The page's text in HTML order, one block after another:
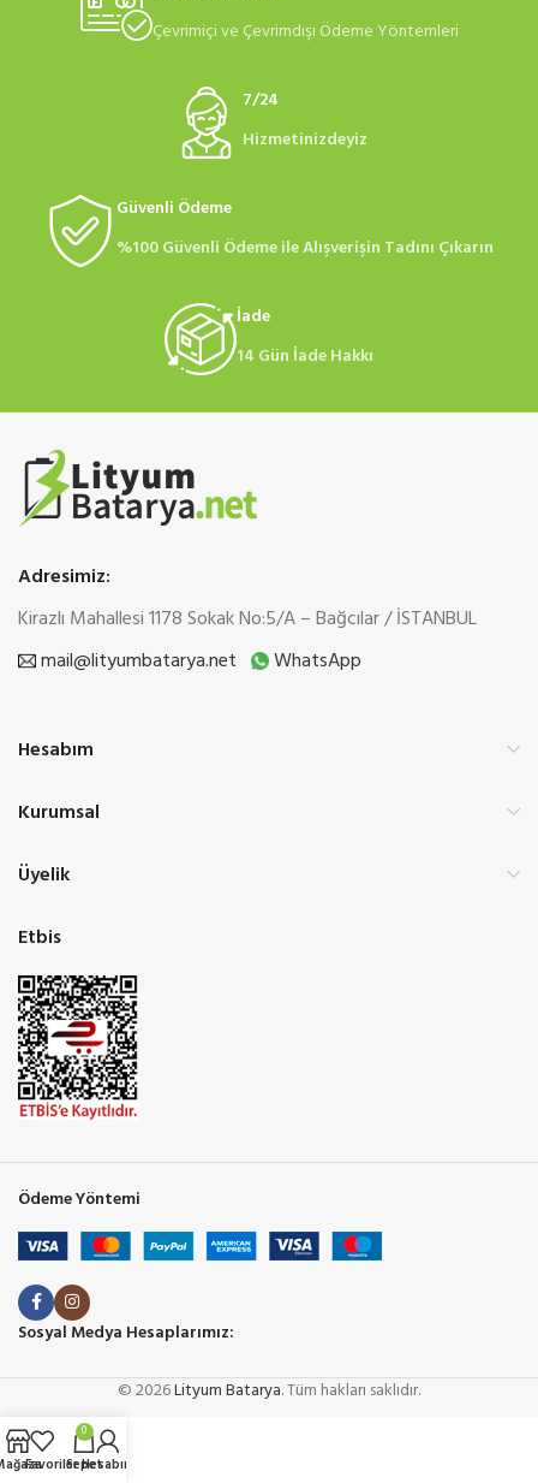
Çevrimiçi ve Çevrimdışı Ödeme Yöntemleri
7/24
Hizmetinizdeyiz
Güvenli Ödeme
%100 Güvenli Ödeme ile Alışverişin Tadını Çıkarın
İade
14 Gün İade Hakkı
Adresimiz:
Kirazlı Mahallesi 1178 Sokak No:5/A – Bağcılar / İSTANBUL
mail@lityumbatarya.net
WhatsApp
Hesabım
Kurumsal
Üyelik
Etbis
Ödeme Yöntemi
Sosyal Medya Hesaplarımız:
© 2026Lityum Batarya. Tüm hakları saklıdır.
Favoriler
0
Sepet
Hesabım